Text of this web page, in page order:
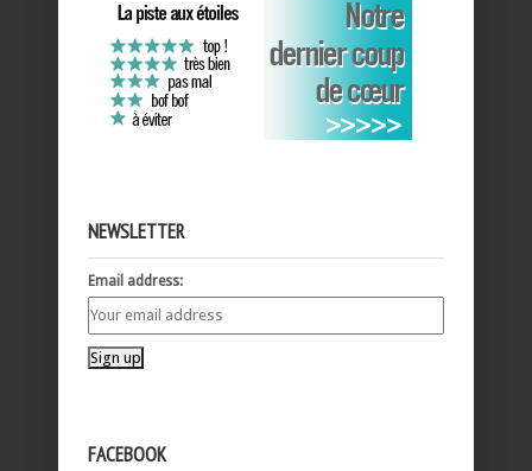
NEWSLETTER
Email address:
FACEBOOK